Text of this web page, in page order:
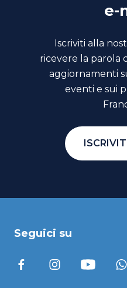
e-
Iscriviti alla
ricevere la parola
aggiornamenti
eventi e sui
Seguici su